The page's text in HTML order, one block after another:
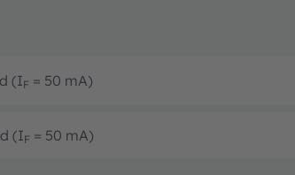
(IF = 50 mA)
(IF = 50 mA)